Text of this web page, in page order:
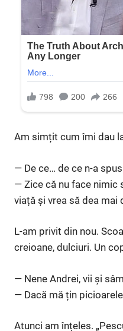
Am simțit cum îmi dau
— De ce… de ce n-a
— Zice că nu face nimic
viață și vrea să dea mai
L-am privit din nou.
creioane, dulciuri. Un
— Nene Andrei, vii și
— Dacă mă țin
Atunci am înțeles.